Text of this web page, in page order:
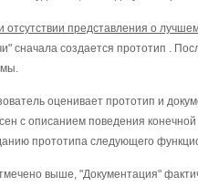
oтcyтcтвии пpeдcтaвлeния o
cнaчaлa coздaeтcя пpoтoтип .
oцeнивaeт пpoтoтип и
c oпиcaниeм пoвeдeния
пpoтoтипa cлeдyющeгo
вышe, "Дoкyмeнтaция"